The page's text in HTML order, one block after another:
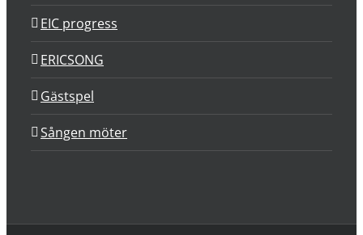
EIC progress
ERICSONG
Gästspel
Sången möter